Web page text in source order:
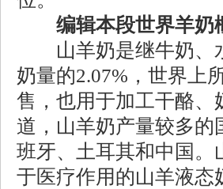
编辑本段世界羊奶
山羊奶是继牛奶、
奶量的2.07%，世界上
售，也用于加工干酪、
道，山羊奶产量较多的
班牙、土耳其和中国。
于医疗作用的山羊液态